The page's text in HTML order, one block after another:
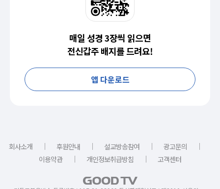
매일 성경 3장씩 읽으면
전신갑주 배지를 드려요!
앱 다운로드
회사소개 ｜ 후원안내 ｜ 설교방송참여 ｜ 광고문의
｜
이용약관
｜ 개인정보취급방침 ｜ 고객센터